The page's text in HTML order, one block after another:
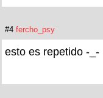
#4 fercho_psy
esto es repetido -_-